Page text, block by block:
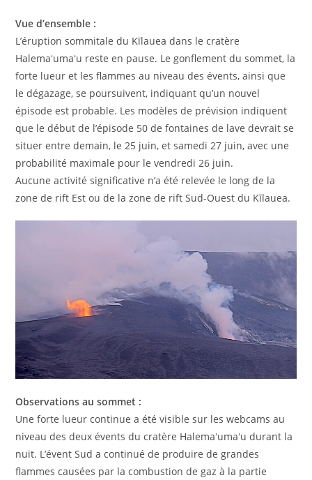
Vue d’ensemble :
L’éruption sommitale du Kīlauea dans le cratère
Halemaʻumaʻu reste en pause. Le gonflement du sommet, la
forte lueur et les flammes au niveau des évents, ainsi que
le dégazage, se poursuivent, indiquant qu’un nouvel
épisode est probable. Les modèles de prévision indiquent
que le début de l’épisode 50 de fontaines de lave devrait se
situer entre demain, le 25 juin, et samedi 27 juin, avec une
probabilité maximale pour le vendredi 26 juin.
Aucune activité significative n’a été relevée le long de la
zone de rift Est ou de la zone de rift Sud-Ouest du Kīlauea.
Observations au sommet :
Une forte lueur continue a été visible sur les webcams au
niveau des deux évents du cratère Halemaʻumaʻu durant la
nuit. L’évent Sud a continué de produire de grandes
flammes causées par la combustion de gaz à la partie